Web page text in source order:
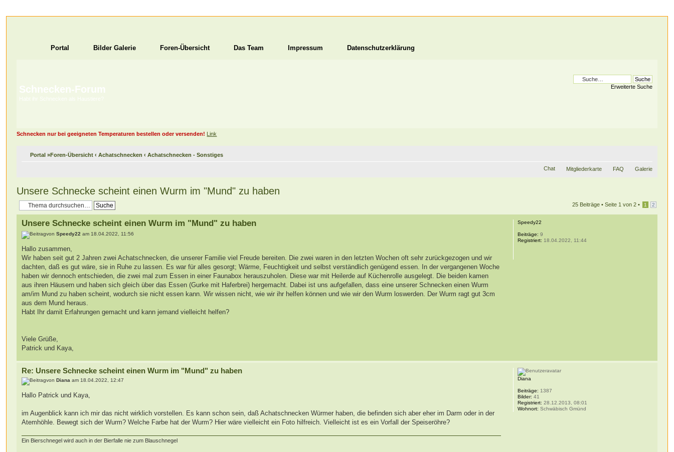
Portal Bilder Galerie Foren-Übersicht Das Team Impressum Datenschutzerklärung
Schnecken-Forum
Habt ihr Schnecken als Haustiere?
Erweiterte Suche
Schnecken nur bei geeigneten Temperaturen bestellen oder versenden! Link
Portal »Foren-Übersicht ‹ Achatschnecken ‹ Achatschnecken - Sonstiges
Chat Mitgliederkarte FAQ Galerie
Unsere Schnecke scheint einen Wurm im "Mund" zu haben
25 Beiträge • Seite 1 von 2• 1 2
Unsere Schnecke scheint einen Wurm im "Mund" zu haben
vonSpeedy22 am 18.04.2022, 11:56
Hallo zusammen,
Wir haben seit gut 2 Jahren zwei Achatschnecken, die unserer Familie viel Freude bereiten. Die zwei waren in den letzten Wochen oft sehr zurückgezogen und wir
dachten, daß es gut wäre, sie in Ruhe zu lassen. Es war für alles gesorgt; Wärme, Feuchtigkeit und selbst verständlich genügend essen. In der vergangenen Woche
haben wir dennoch entschieden, die zwei mal zum Essen in einer Faunabox herauszuholen. Diese war mit Heilerde auf Küchenrolle ausgelegt. Die beiden kamen
aus ihren Häusern und haben sich gleich über das Essen (Gurke mit Haferbrei) hergemacht. Dabei ist uns aufgefallen, dass eine unserer Schnecken einen Wurm
am/im Mund zu haben scheint, wodurch sie nicht essen kann. Wir wissen nicht, wie wir ihr helfen können und wie wir den Wurm loswerden. Der Wurm ragt gut 3cm
aus dem Mund heraus.
Habt Ihr damit Erfahrungen gemacht und kann jemand vielleicht helfen?
Viele Grüße,
Patrick und Kaya,
Speedy22
Beiträge: 9
Registriert: 18.04.2022, 11:44
Re: Unsere Schnecke scheint einen Wurm im "Mund" zu haben
vonDiana am 18.04.2022, 12:47
Hallo Patrick und Kaya,
im Augenblick kann ich mir das nicht wirklich vorstellen. Es kann schon sein, daß Achatschnecken Würmer haben, die befinden sich aber eher im Darm oder in der
Atemhöhle. Bewegt sich der Wurm? Welche Farbe hat der Wurm? Hier wäre vielleicht ein Foto hilfreich. Vielleicht ist es ein Vorfall der Speiseröhre?
Ein Bierschnegel wird auch in der Bierfalle nie zum Blauschnegel
Diana
Beiträge: 1387
Bilder: 41
Registriert: 28.12.2013, 08:01
Wohnort: Schwäbisch Gmünd